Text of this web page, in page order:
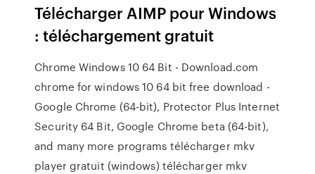
Télécharger AIMP pour Windows
: téléchargement gratuit
Chrome Windows 10 64 Bit - Download.com
chrome for windows 10 64 bit free download -
Google Chrome (64-bit), Protector Plus Internet
Security 64 Bit, Google Chrome beta (64-bit),
and many more programs télécharger mkv
player gratuit (windows) télécharger mkv